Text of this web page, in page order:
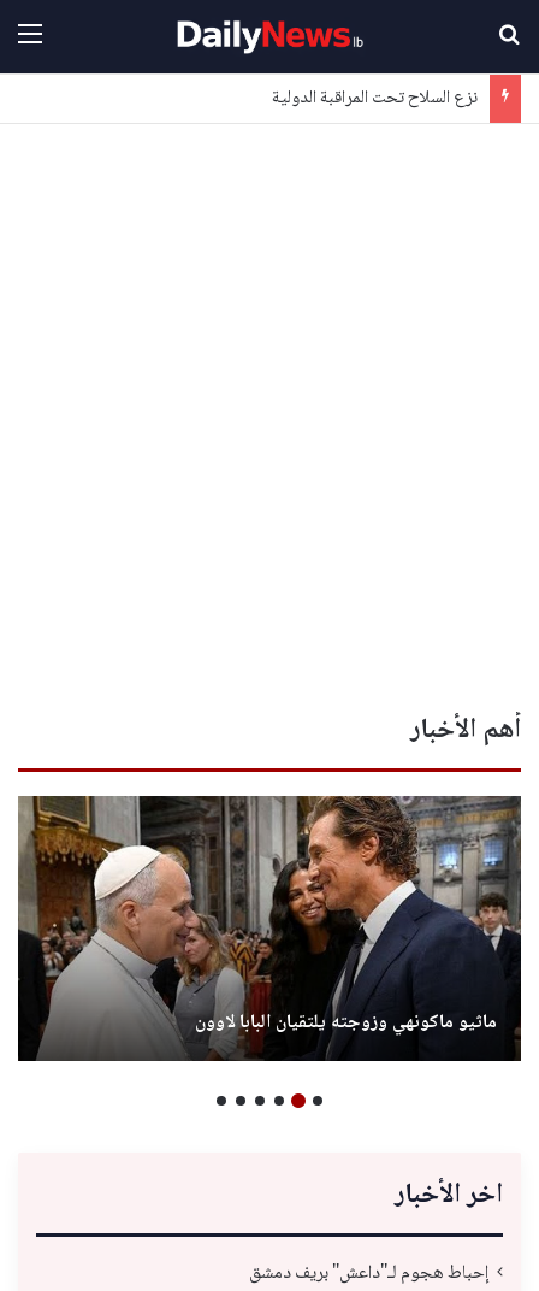
نزع السلاح تحت المراقبة الدولية
أهم الأخبار
ماثيو ماكونهي وزوجته يلتقيان البابا لاوون
اخر الأخبار
إحباط هجوم لـ"داعش" بريف دمشق